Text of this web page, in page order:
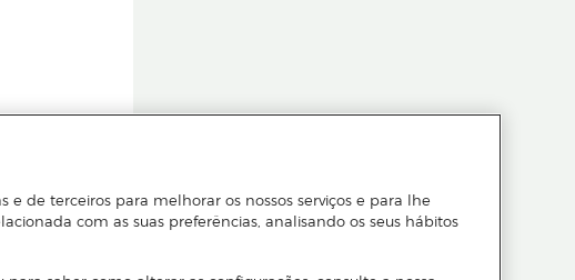
e de terceiros para melhorar os nossos serviços e para lhe
com as suas preferências, analisando os seus hábitos